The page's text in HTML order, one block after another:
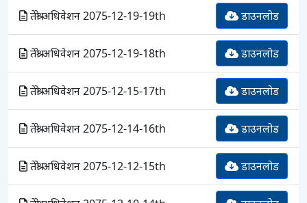
तेश्रो अधिवेशन 2075-12-19-19th डाउनलोड
तेश्रो अधिवेशन 2075-12-19-18th डाउनलोड
तेश्रो अधिवेशन 2075-12-15-17th डाउनलोड
तेश्रो अधिवेशन 2075-12-14-16th डाउनलोड
तेश्रो अधिवेशन 2075-12-12-15th डाउनलोड